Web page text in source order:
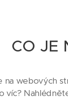
CO JE
na webových
víc?